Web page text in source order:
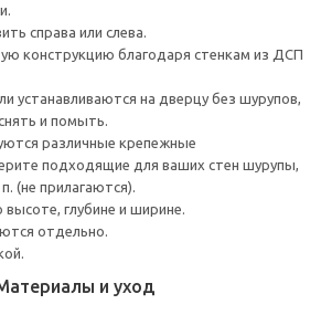
справа или слева.
конструкцию благодаря стенкам из ДСП
устанавливаются на дверцу без шурупов,
и помыть.
различные крепежные
подходящие для ваших стен шурупы,
(не прилагаются).
глубине и ширине.
отдельно.
и уход